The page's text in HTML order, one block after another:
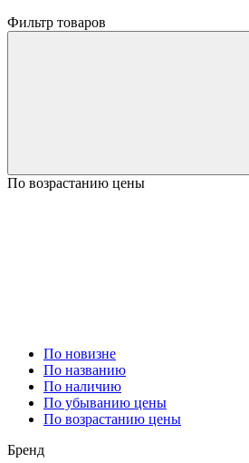
Фильтр товаров
По возрастанию цены
По новизне
По названию
По наличию
По убыванию цены
По возрастанию цены
Бренд